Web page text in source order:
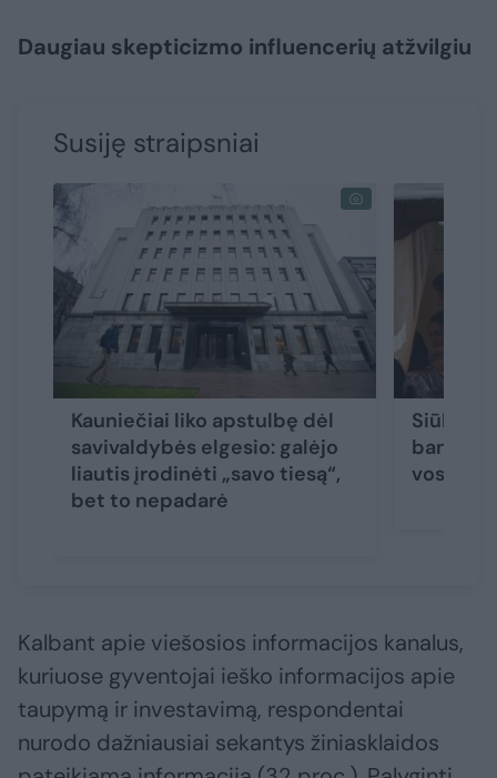
Daugiau skepticizmo influencerių atžvilgiu
Susiję straipsniai
Kauniečiai liko apstulbę dėl
savivaldybės elgesio: galėjo
liautis įrodinėti „savo tiesą“,
bet to nepadarė
Siūlo
vos
Kalbant apie viešosios informacijos kanalus,
kuriuose gyventojai ieško informacijos apie
taupymą ir investavimą, respondentai
nurodo dažniausiai sekantys žiniasklaidos